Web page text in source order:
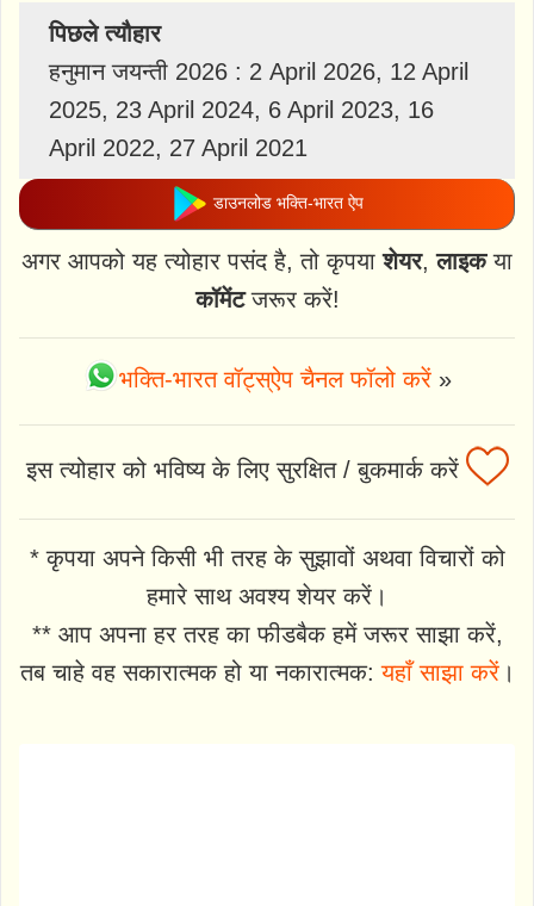
पिछले त्यौहार
हनुमान जयन्ती 2026 : 2 April 2026, 12 April
2025, 23 April 2024, 6 April 2023, 16
April 2022, 27 April 2021
डाउनलोड भक्ति-भारत ऐप
अगर आपको यह त्योहार पसंद है, तो कृपयाशेयर,लाइकया
कॉमेंटजरूर करें!
भक्ति-भारत वॉट्स्ऐप चैनल फॉलो करें»
इस त्योहार को भविष्य के लिए सुरक्षित / बुकमार्क करें
* कृपया अपने किसी भी तरह के सुझावों अथवा विचारों को
हमारे साथ अवश्य शेयर करें।
** आप अपना हर तरह का फीडबैक हमें जरूर साझा करें,
तब चाहे वह सकारात्मक हो या नकारात्मक:यहाँ साझा करें।